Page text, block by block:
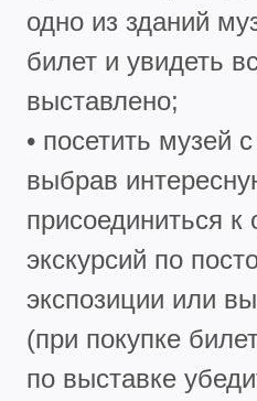
одно из зданий
билет и увидеть
выставлено;
• посетить музей
выбрав
присоединиться
экскурсий по
экспозиции или
(при покупке
по выставке